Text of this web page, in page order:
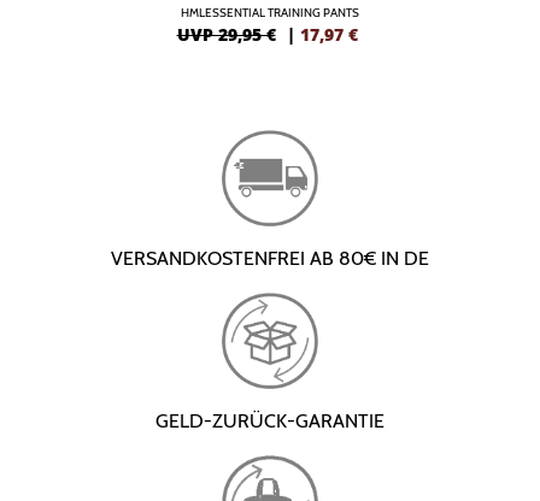
HMLESSENTIAL TRAINING PANTS
UVP 29,95 € | 17,97 €
VERSANDKOSTENFREI AB 80€ IN DE
GELD-ZURÜCK-GARANTIE